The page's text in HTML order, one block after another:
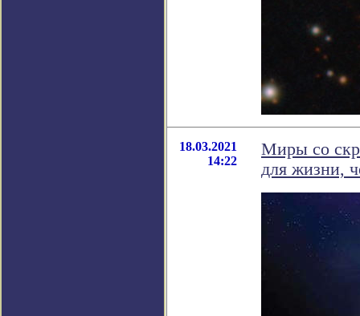
18.03.2021
14:22
Миры со
для жизни,